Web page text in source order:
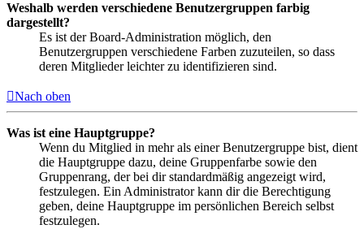
Weshalb werden verschiedene Benutzergruppen farbig
dargestellt?
Es ist der Board-Administration möglich, den
Benutzergruppen verschiedene Farben zuzuteilen, so dass
deren Mitglieder leichter zu identifizieren sind.
Nach oben
Was ist eine Hauptgruppe?
Wenn du Mitglied in mehr als einer Benutzergruppe bist, dient
die Hauptgruppe dazu, deine Gruppenfarbe sowie den
Gruppenrang, der bei dir standardmäßig angezeigt wird,
festzulegen. Ein Administrator kann dir die Berechtigung
geben, deine Hauptgruppe im persönlichen Bereich selbst
festzulegen.